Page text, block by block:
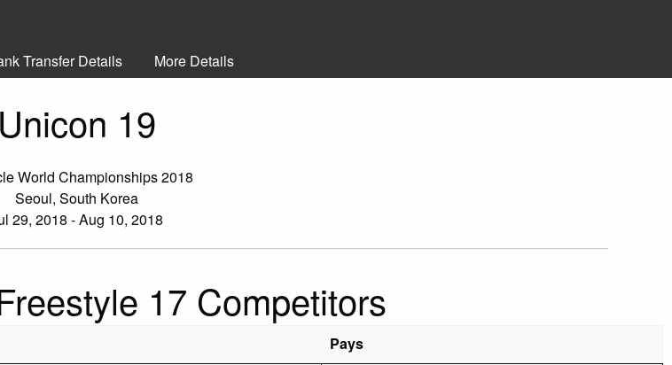
Transfer Details More Details
Unicon 19
World Championships 2018
Seoul, South Korea
29, 2018 - Aug 10, 2018
17 Competitors
Pays